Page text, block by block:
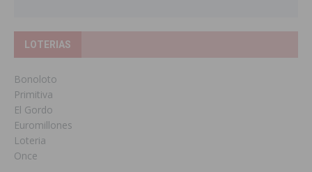
LOTERIAS
Bonoloto
Primitiva
El Gordo
Euromillones
Loteria
Once